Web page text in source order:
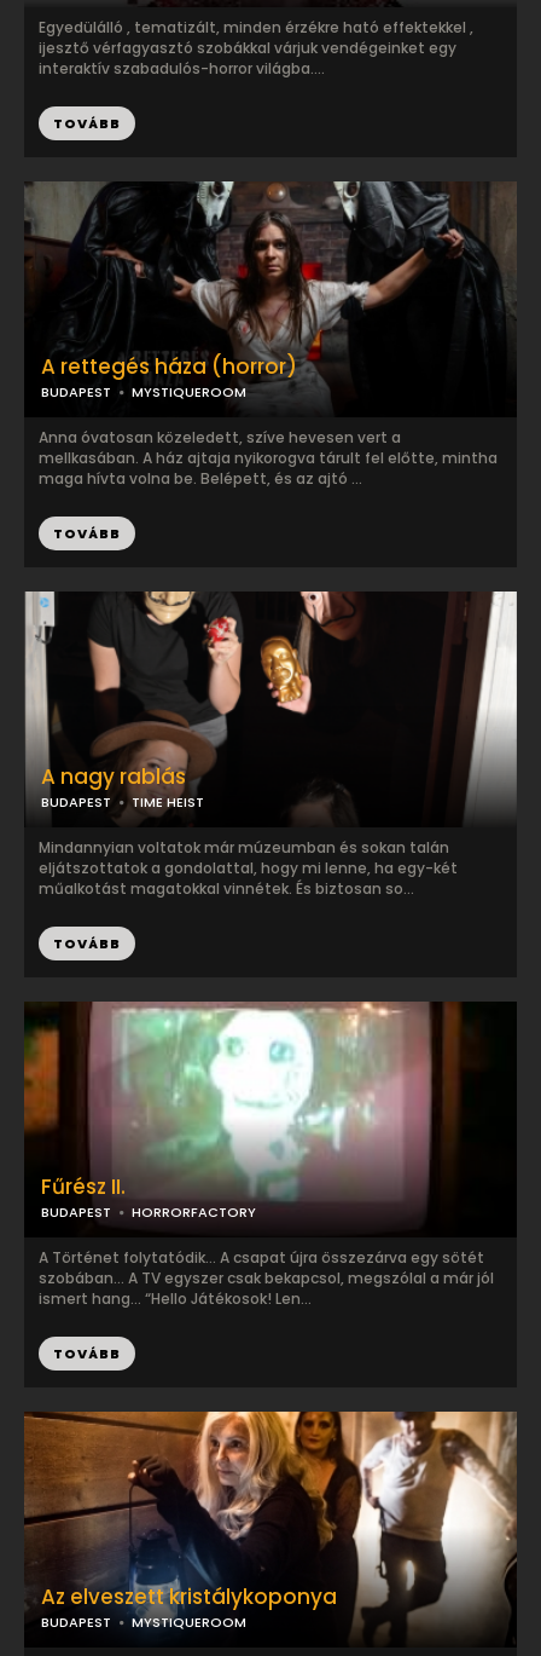
Egyedülálló , tematizált, minden érzékre ható effektekkel ,
ijesztő vérfagyasztó szobákkal várjuk vendégeinket egy
interaktív szabadulós-horror világba....
TOVÁBB
A rettegés háza (horror)
BUDAPEST MYSTIQUEROOM
Anna óvatosan közeledett, szíve hevesen vert a
mellkasában. A ház ajtaja nyikorogva tárult fel előtte, mintha
maga hívta volna be. Belépett, és az ajtó ...
TOVÁBB
A nagy rablás
BUDAPEST TIME HEIST
Mindannyian voltatok már múzeumban és sokan talán
eljátszottatok a gondolattal, hogy mi lenne, ha egy-két
műalkotást magatokkal vinnétek. És biztosan so...
TOVÁBB
Fűrész II.
BUDAPEST HORRORFACTORY
A Történet folytatódik… A csapat újra összezárva egy sötét
szobában… A TV egyszer csak bekapcsol, megszólal a már jól
ismert hang… “Hello Játékosok! Len...
TOVÁBB
Az elveszett kristálykoponya
BUDAPEST MYSTIQUEROOM